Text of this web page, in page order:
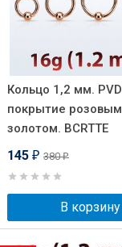
Кольцо 1,2 мм. PVD
покрытие розовым
золотом. BCRTTE
145 ₽ 380₽
В корзину